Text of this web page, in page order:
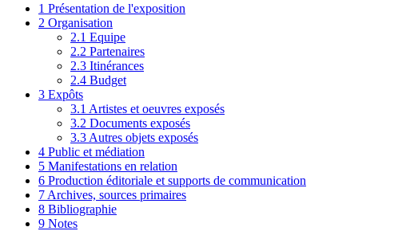
1 Présentation de l'exposition
2 Organisation
2.1 Equipe
2.2 Partenaires
2.3 Itinérances
2.4 Budget
3 Expôts
3.1 Artistes et oeuvres exposés
3.2 Documents exposés
3.3 Autres objets exposés
4 Public et médiation
5 Manifestations en relation
6 Production éditoriale et supports de communication
7 Archives, sources primaires
8 Bibliographie
9 Notes